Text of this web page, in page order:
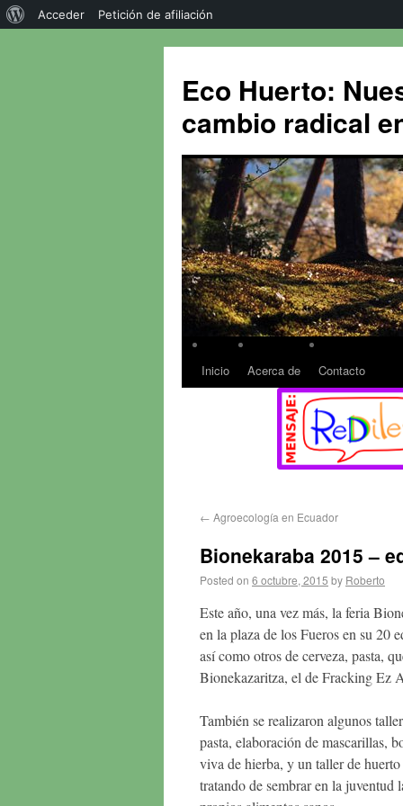
Eco Huerto:
cambio radical
Inicio Acerca de Contacto
← Agroecología en Ecuador
Bionekaraba 2015 –
Posted on 6 octubre, 2015 by Roberto
Este año, una vez más, la feria
en la plaza de los Fueros en su 20
así como otros de cerveza, pasta,
Bionekazaritza, el de Fracking Ez
También se realizaron algunos
pasta, elaboración de mascarillas,
viva de hierba, y un taller de
tratando de sembrar en la
Acceder Petición de afiliación